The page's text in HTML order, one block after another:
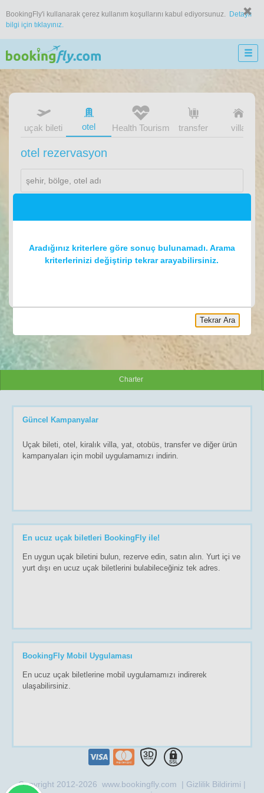
BookingFly'i kullanarak çerez kullanım koşullarını kabul ediyorsunuz.
Detaylı
bilgi için tıklayınız.
uçak bileti otel transfer villa
Health Tourism
otel rezervasyon
1 oda 2 konuk
Charter
Güncel Kampanyalar
Uçak bileti, otel, kiralık villa, yat, otobüs, transfer ve diğer ürün
kampanyaları için mobil uygulamamızı indirin.
En ucuz uçak biletleri BookingFly ile!
En uygun uçak biletini bulun, rezerve edin, satın alın. Yurt içi ve
yurt dışı en ucuz uçak biletlerini bulabileceğiniz tek adres.
BookingFly Mobil Uygulaması
En ucuz uçak biletlerine mobil uygulamamızı indirerek
ulaşabilirsiniz.
Copyright 2012-2026 www.bookingfly.com | Gizlilik Bildirimi |
Aradığınız kriterlere göre sonuç bulunamadı. Arama
kriterlerinizi değiştirip tekrar arayabilirsiniz.
Tekrar Ara